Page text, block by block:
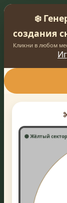
❄️
создания
Кликни в любом
🔪
📐 Секторов:
💡 Кликай в
🖌️